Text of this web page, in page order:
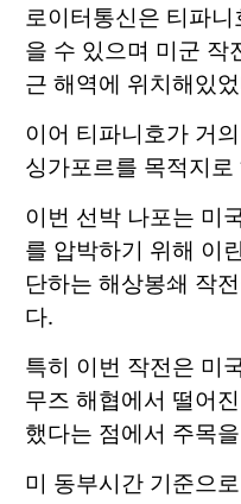
로이터통신은 티파
을 수 있으며 미군 작
근 해역에 위치해있
이어 티파니호가 거
싱가포르를 목적지
이번 선박 나포는 미
를 압박하기 위해 이
단하는 해상봉쇄 작
다.
특히 이번 작전은 미
무즈 해협에서 떨어
했다는 점에서 주목
미 동부시간 기준으